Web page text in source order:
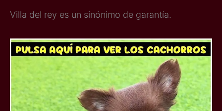
Villa del rey es un sinónimo de garantía.